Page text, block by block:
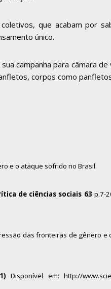
que acabam por
único.
campanha para câmara
corpos como
e o ataque sofrido no Brasil.
de ciências sociais 63 p.7-
das fronteiras de gênero e
Disponível em: http://